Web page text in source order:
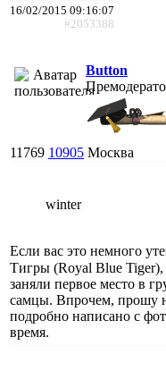
16/02/2015 09:16:07
#2053388
Button
11769 10905 Москва
winter
Если вас это немного
Тигры (Royal Blue
заняли первое место в
самцы. Впрочем, прошу
подробно написано с
время.